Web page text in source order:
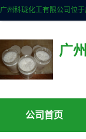
广
公司首页